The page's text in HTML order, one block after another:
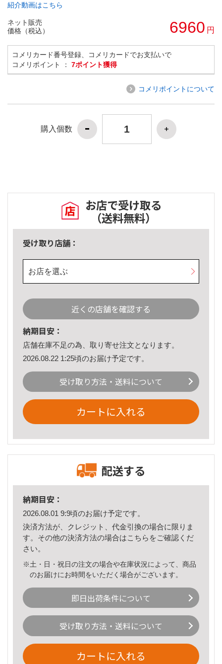
紹介動画はこちら
ネット販売
価格（税込）
6960 円
コメリカード番号登録、コメリカードでお支払いで
コメリポイント ： 7ポイント獲得
コメリポイントについて
購入個数
お店で受け取る
（送料無料）
受け取り店舗：
お店を選ぶ
近くの店舗を確認する
納期目安：
店舗在庫不足の為、取り寄せ注文となります。
2026.08.22 1:25頃のお届け予定です。
受け取り方法・送料について
カートに入れる
配送する
納期目安：
2026.08.01 9:9頃のお届け予定です。
決済方法が、クレジット、代金引換の場合に限りま
す。その他の決済方法の場合はこちら をご確認くだ
さい。
※土・日・祝日の注文の場合や在庫状況によって、商品
のお届けにお時間をいただく場合がございます。
即日出荷条件について
受け取り方法・送料について
カートに入れる